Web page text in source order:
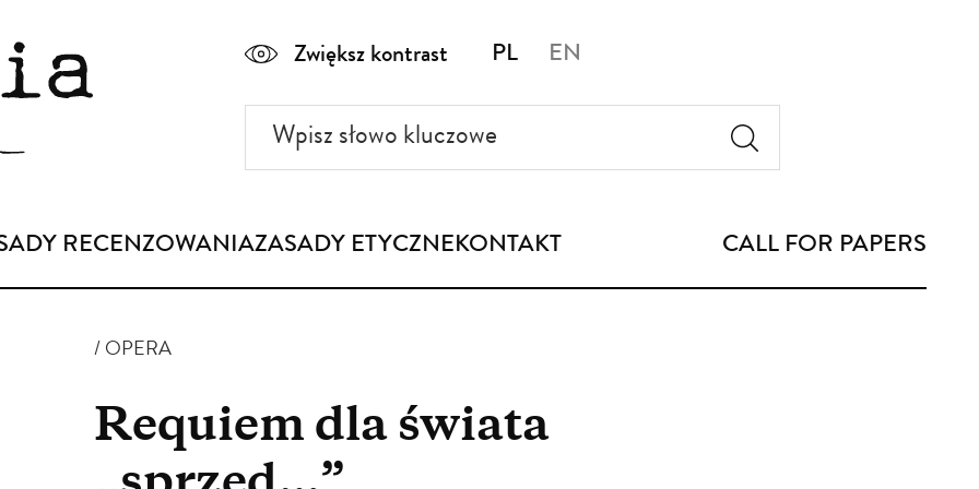
Zwiększ kontrast PL EN
słowo
kluczowe
RECENZOWANIAZASADY ETYCZNEKONTAKT CALL FOR PAPERS
OPERA
Requiem dla świata